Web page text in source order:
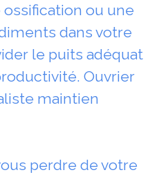
ou une
dans votre
le puits adéquat
Ouvrier
maintien
perdre de votre